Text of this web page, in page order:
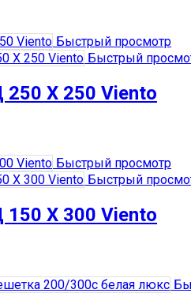
Быстрый просмотр
Быстрый
Х 250 Viento
Быстрый просмотр
Быстрый
Х 300 Viento